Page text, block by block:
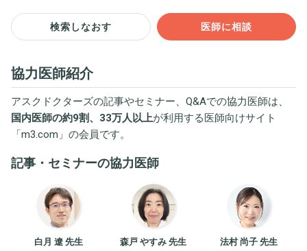
検索しなおす 医師に相談
協力医師紹介
アスクドクターズの記事やセミナー、Q&Aでの協力医師は、
国内医師の約9割、33万人以上が利用する医師向けサイト
「m3.com 」の会員です。
記事・セミナーの協力医師
白月 遼 先生 森戸 やすみ 先生 法村 尚子 先生